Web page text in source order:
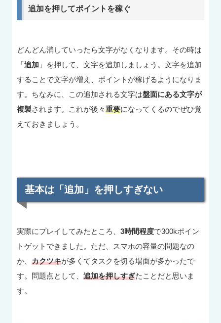
追加を押してポイントを稼ぐ
どんどん消していったら文字がなくなります。その時は
「追加 」を押して、文字を追加しましょう。文字を追加
することで文字が増え、ポイントが稼げるようになりま
す。ちなみに、この追加される文字は盤面にある文字が
複製されます。これが後々重要になってくるのでぜひ覚
えておきましょう。
基本は「追加」を押しすぎない
実際にプレイしてみたところ、 3時間程度で300kポイン
トゲットできました。ただ、スマホの容量の問題なの
か、 カクツキが多くてタスクを切る場面が多かったで
す。問題点として、 追加を押しすぎたことだと思いま
す。